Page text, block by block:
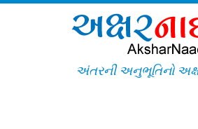
અંતરની અનુભૂતિનો